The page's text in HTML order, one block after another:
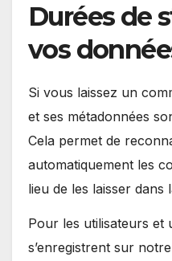
Durées de
vos
Si vous laissez un
et ses métadonnées
Cela permet de
automatiquement les
lieu de les laisser dans
Pour les utilisateurs et
s’enregistrent sur